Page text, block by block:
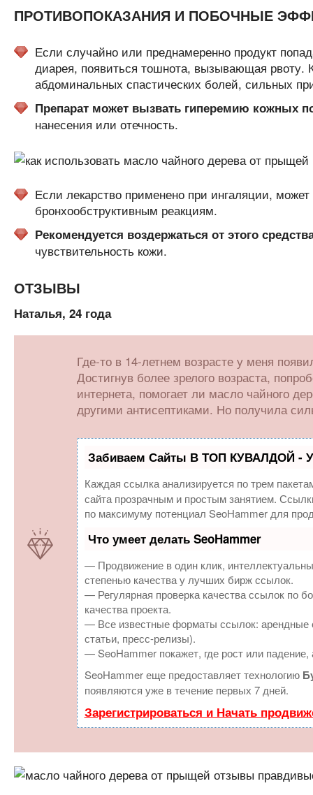
ПРОТИВОПОКАЗАНИЯ И ПОБОЧНЫЕ
Если случайно или преднамеренно продукт
диарея, появиться тошнота, вызывающая
абдоминальных спастических болей, сильных
Препарат может вызвать гиперемию кожных
нанесения или отечность.
Если лекарство применено при ингаляции,
бронхообструктивным реакциям.
Рекомендуется воздержаться от этого
чувствительность кожи.
ОТЗЫВЫ
Наталья, 24 года
Где-то в 14-летнем возрасте у меня
Достигнув более зрелого возраста,
интернета, помогает ли масло чайного
другими антисептиками. Но получила
Забиваем Сайты В ТОП КУВАЛДОЙ -
Каждая ссылка анализируется по трем
сайта прозрачным и простым занятием.
по максимуму потенциал SeoHammer для
Что умеет делать SeoHammer
— Продвижение в один клик,
степенью качества у лучших бирж ссылок.
— Регулярная проверка качества ссылок по
качества проекта.
— Все известные форматы ссылок: арендные
статьи, пресс-релизы).
— SeoHammer покажет, где рост или
SeoHammer еще предоставляет технологию
появляются уже в течение первых 7 дней.
Зарегистрироваться и Начать